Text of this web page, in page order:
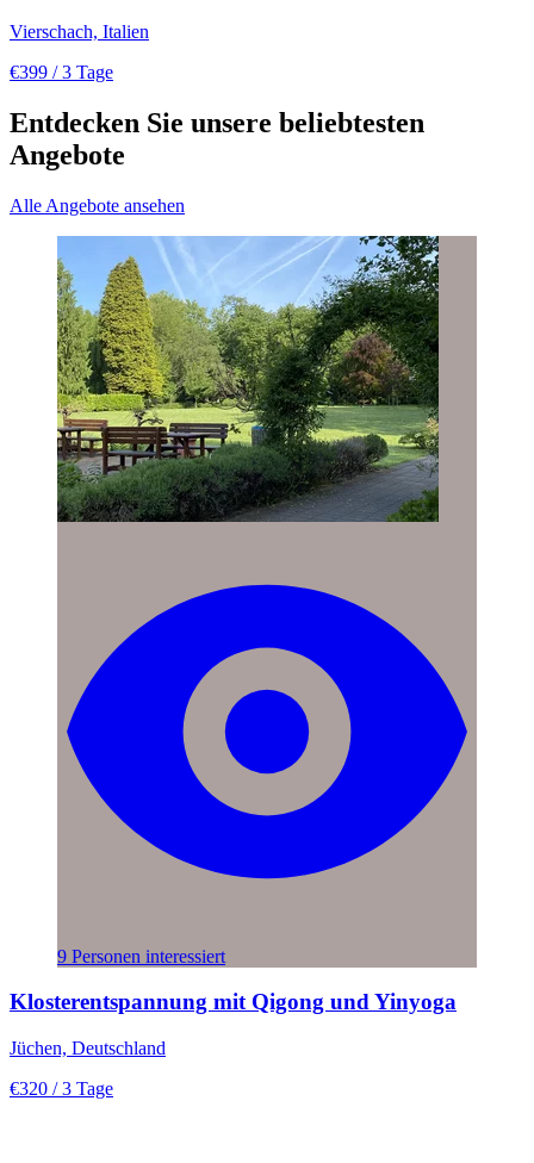
Vierschach, Italien
€399 / 3 Tage
Entdecken Sie unsere beliebtesten
Angebote
Alle Angebote ansehen
9 Personen interessiert
Klosterentspannung mit Qigong und Yinyoga
Jüchen, Deutschland
€320 / 3 Tage